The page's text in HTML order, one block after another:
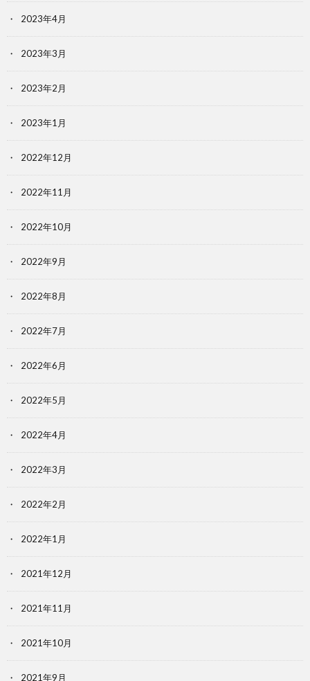
2023年4月
2023年3月
2023年2月
2023年1月
2022年12月
2022年11月
2022年10月
2022年9月
2022年8月
2022年7月
2022年6月
2022年5月
2022年4月
2022年3月
2022年2月
2022年1月
2021年12月
2021年11月
2021年10月
2021年9月